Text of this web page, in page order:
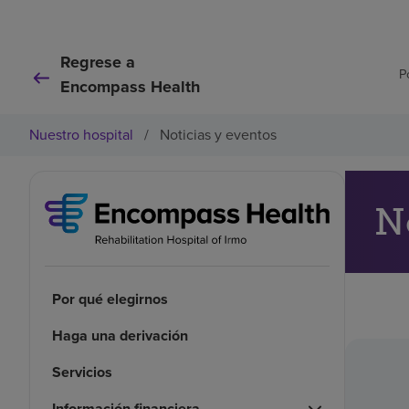
Regrese a
Encompass Health
Nuestro hospital / Noticias y eventos
Por qué elegirnos
Haga una derivación
Servicios